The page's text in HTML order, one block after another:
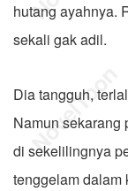
hutang ayahnya.
sekali gak adil.
Dia tangguh,
Namun sekarang
di sekelilingnya
tenggelam dalam